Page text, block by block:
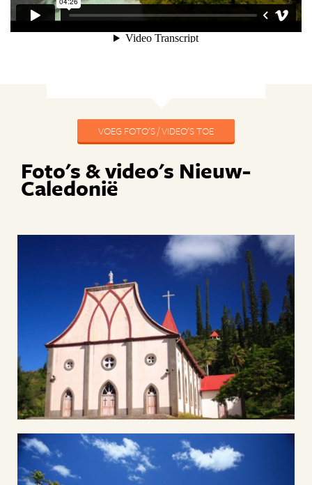
VOEG FOTO'S / VIDEO'S TOE
Foto's & video's Nieuw-
Caledonië